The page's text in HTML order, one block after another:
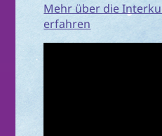
Mehr über die
erfahren